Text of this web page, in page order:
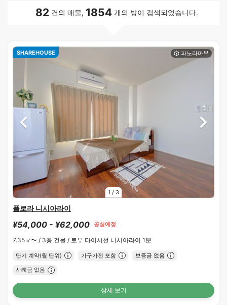
82 건의 매물, 1854 개의 방이 검색되었습니다.
1 / 3
SHAREHOUSE
플로라 니시아라이
¥54,000 - ¥62,000 공실예정
7.35㎡〜 / 3층 건물 / 토부 다이시선 니시아라이 1분
단기 계약(월 단위) 가구가전 포함 보증금 없음
사례금 없음
상세 보기